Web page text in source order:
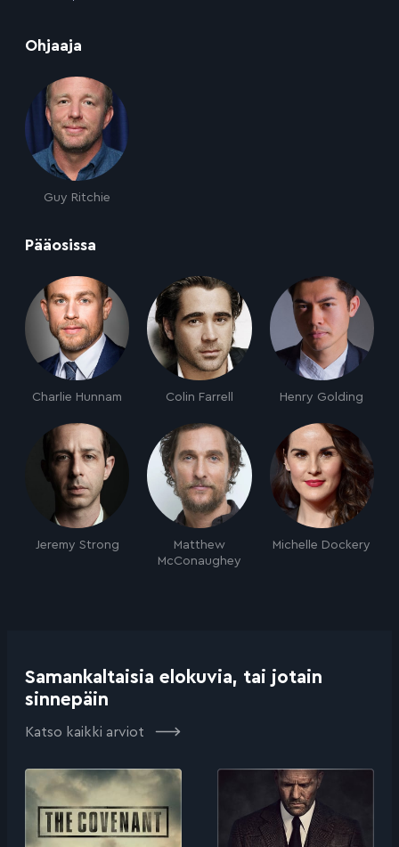
Ohjaaja
Guy Ritchie
Pääosissa
Charlie Hunnam Colin Farrell Henry Golding
Jeremy Strong
Matthew
McConaughey
Michelle Dockery
Samankaltaisia elokuvia, tai jotain
sinnepäin
Katso kaikki arviot